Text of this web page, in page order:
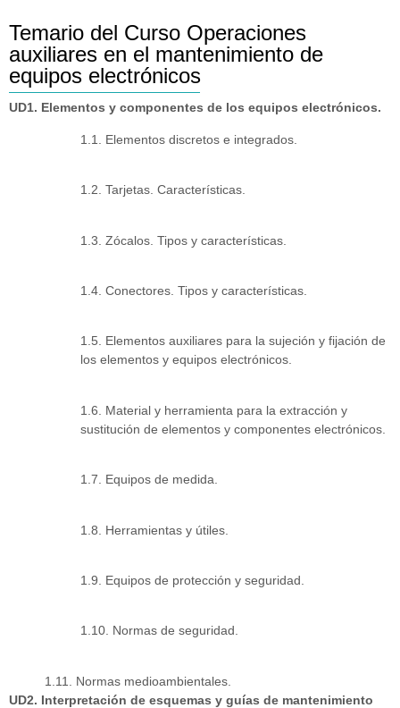
Temario del Curso Operaciones
auxiliares en el mantenimiento de
equipos electrónicos
UD1. Elementos y componentes de los equipos electrónicos.
1.1. Elementos discretos e integrados.
1.2. Tarjetas. Características.
1.3. Zócalos. Tipos y características.
1.4. Conectores. Tipos y características.
1.5. Elementos auxiliares para la sujeción y fijación de
los elementos y equipos electrónicos.
1.6. Material y herramienta para la extracción y
sustitución de elementos y componentes electrónicos.
1.7. Equipos de medida.
1.8. Herramientas y útiles.
1.9. Equipos de protección y seguridad.
1.10. Normas de seguridad.
1.11. Normas medioambientales.
UD2. Interpretación de esquemas y guías de mantenimiento